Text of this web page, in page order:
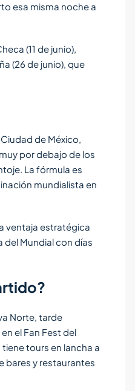
esa misma noche a
(11 de junio),
(26 de junio), que
Ciudad de México,
por debajo de los
La fórmula es
mundialista en
ventaja estratégica
del Mundial con días
Norte, tarde
el Fan Fest del
tours en lancha a
bares y restaurantes